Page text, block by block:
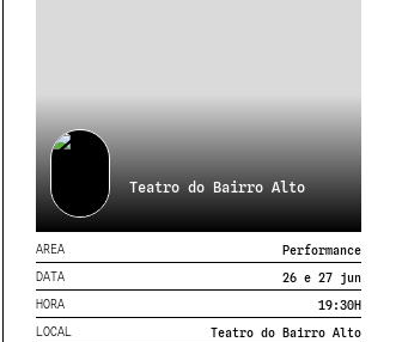
Teatro do Bairro Alto
AREA
Performance
DATA
26 e 27 jun
HORA
19:30H
LOCAL
Teatro do Bairro Alto